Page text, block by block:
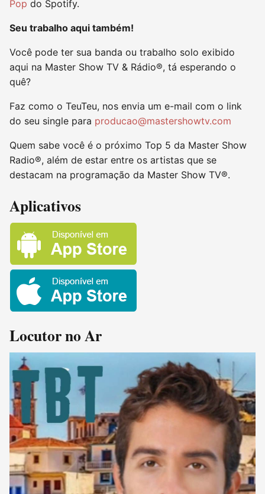
Pop do Spotify.
Seu trabalho aqui também!
Você pode ter sua banda ou trabalho solo exibido
aqui na Master Show TV & Rádio®, tá esperando o
quê?
Faz como o TeuTeu, nos envia um e-mail com o link
do seu single para producao@mastershowtv.com
Quem sabe você é o próximo Top 5 da Master Show
Radio®, além de estar entre os artistas que se
destacam na programação da Master Show TV®.
Aplicativos
Locutor no Ar